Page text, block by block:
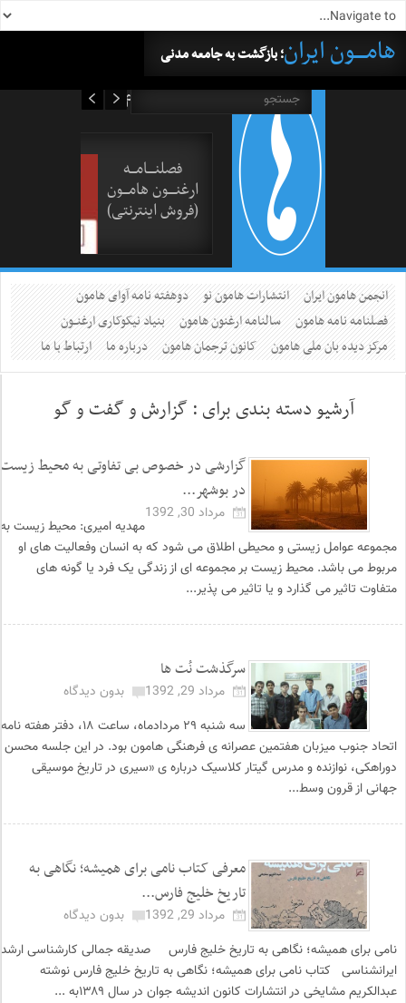
هامــــون ایران؛ بازگشت به جامعه مدنی
فصلنــــامـــه
ارغنــــون هامـــون
(فروش اینترنتی)
انجمن هامون ایران انتشارات هامون نو
دوهفته نامه آوای هامون
فصلنامه نامه هامون
سالنامه ارغنون هامون
بنیاد نیکوکاری ارغنــون
مرکز دیده بان ملی هامون
کانون ترجمان هامون درباره ما ارتباط با ما
آرشیو دسته بندی برای : گزارش و گفت و گو
گزارشی در خصوص بی تفاوتی به محیط زیست
در بوشهر...
مرداد 30, 1392
مهدیه امیری: محیط زیست به
مجموعه عوامل زیستی و محیطی اطلاق می شود که به انسان وفعالیت های او
مربوط می باشد. محیط زیست بر مجموعه ای از زندگی یک فرد یا گونه های
متفاوت تاثیر می گذارد و یا تاثیر می پذیر...
سرگذشت نُت ها
مرداد 29, 1392
بدون دیدگاه
سه شنبه ۲۹ مردادماه، ساعت ۱۸، دفتر هفته نامه
اتحاد جنوب میزبان هفتمین عصرانه ی فرهنگی هامون بود. در این جلسه محسن
دوراهکی، نوازنده و مدرس گیتار کلاسیک درباره ی «سیری در تاریخ موسیقی
جهانی از قرون وسط...
معرفی کتاب نامی برای همیشه؛ نگاهی به
تاریخ خلیج فارس...
مرداد 29, 1392
بدون دیدگاه
نامی برای همیشه؛ نگاهی به تاریخ خلیج فارس صدیقه جمالی کارشناسی ارشد
ایرانشناسی کتاب نامی برای همیشه؛ نگاهی به تاریخ خلیج فارس نوشته
عبدالکریم مشایخی در انتشارات کانون اندیشه جوان در سال ۱۳۸۹به ...